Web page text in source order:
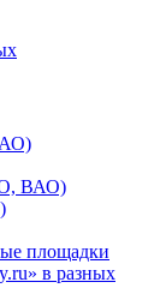
ВАО)
площадки
в разных